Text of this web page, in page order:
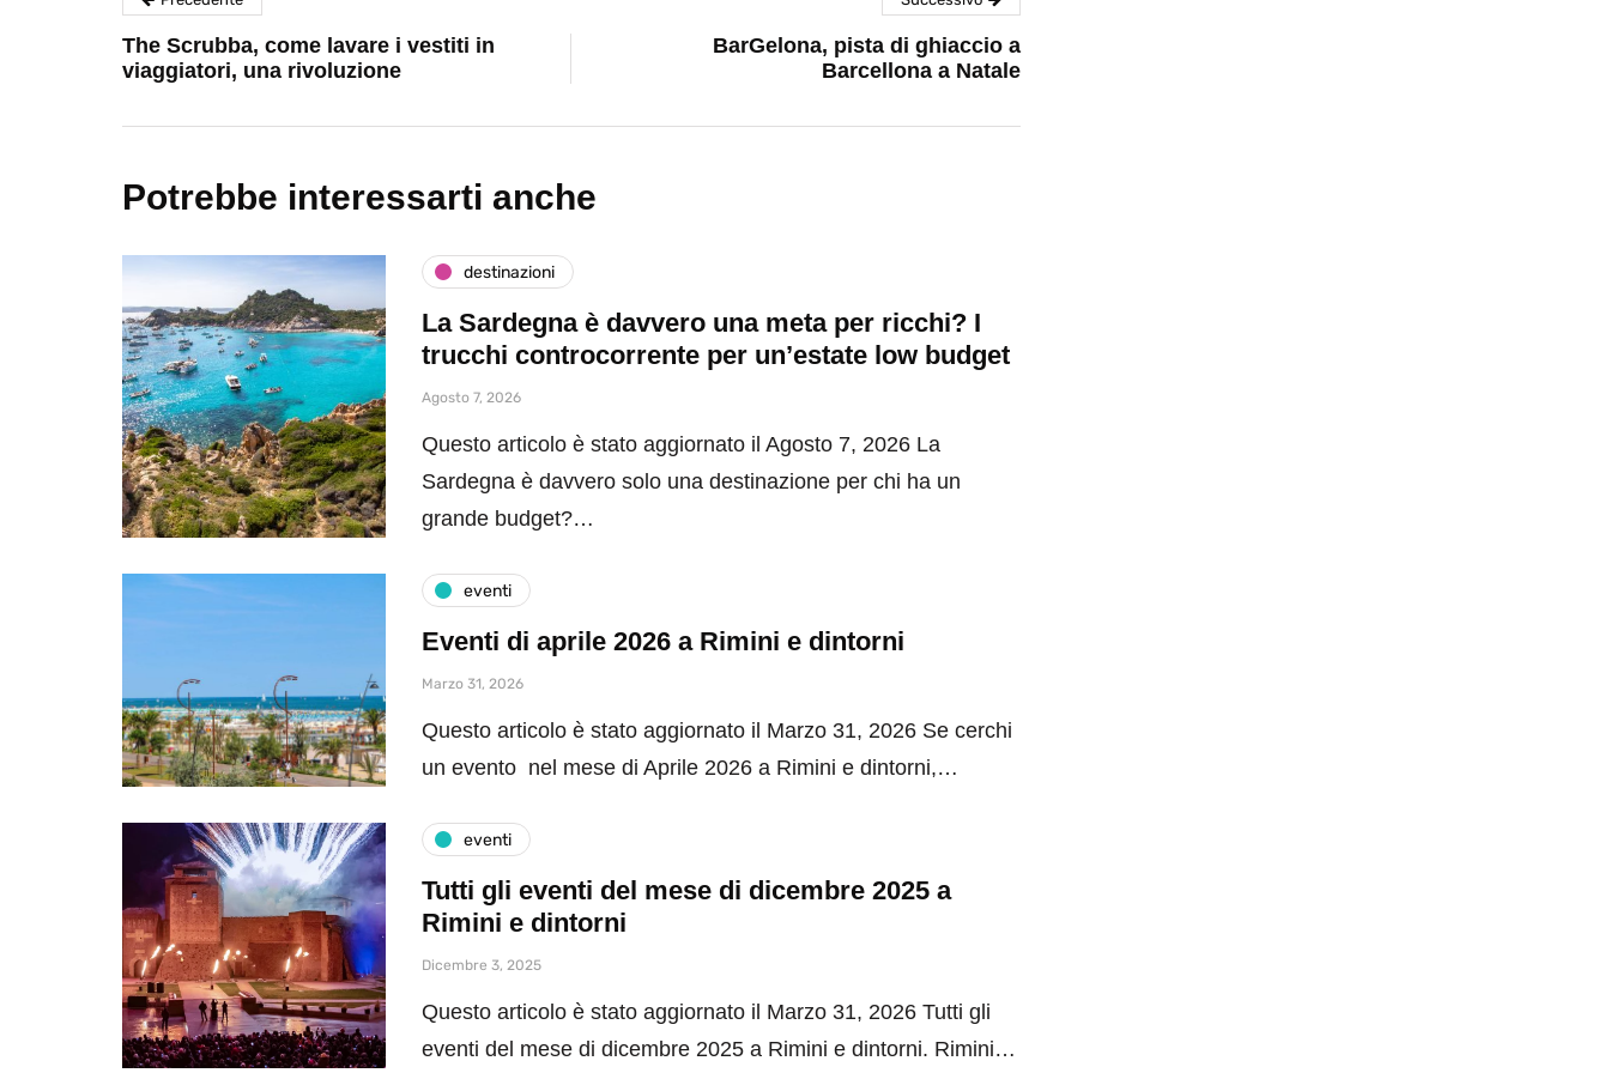
The Scrubba, come lavare i vestiti in
viaggiatori, una rivoluzione
BarGelona, pista di ghiaccio a
Barcellona a Natale
Potrebbe interessarti anche
destinazioni
La Sardegna è davvero una meta per ricchi? I
trucchi controcorrente per un’estate low budget
Agosto 7, 2026
Questo articolo è stato aggiornato il Agosto 7, 2026 La
Sardegna è davvero solo una destinazione per chi ha un
grande budget?…
eventi
Eventi di aprile 2026 a Rimini e dintorni
Marzo 31, 2026
Questo articolo è stato aggiornato il Marzo 31, 2026 Se cerchi
un evento nel mese di Aprile 2026 a Rimini e dintorni,…
eventi
Tutti gli eventi del mese di dicembre 2025 a
Rimini e dintorni
Dicembre 3, 2025
Questo articolo è stato aggiornato il Marzo 31, 2026 Tutti gli
eventi del mese di dicembre 2025 a Rimini e dintorni. Rimini…